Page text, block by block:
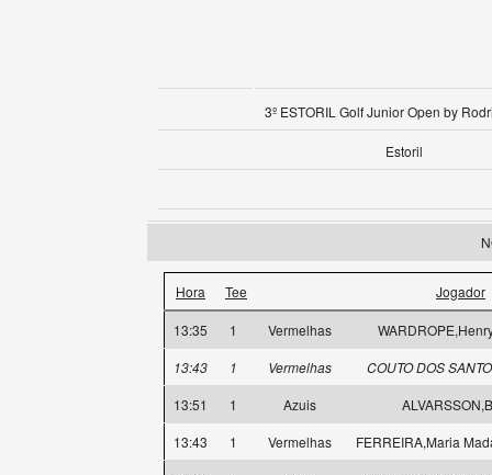
3º ESTORIL Golf Junior Open by
Estoril
Hora Tee Jogador
13:35 1 Vermelhas
13:43
1 Vermelhas
COUTO DOS
13:51
1 Azuis
13:43
1 Vermelhas
FERREIRA,Maria